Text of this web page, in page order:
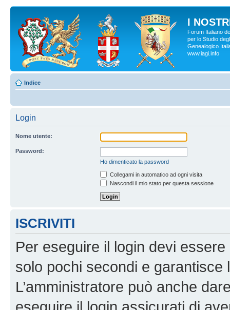
I
Forum Italiano
per lo Studio
Genealogico
www.iagi.info
Indice
Login
Nome utente:
Password:
Ho dimenticato la password
Collegami in automatico ad ogni visita
Nascondi il mio stato per questa sessione
ISCRIVITI
Per eseguire il login devi
solo pochi secondi e garantisce
L’amministratore può anche
eseguire il login assicurati di